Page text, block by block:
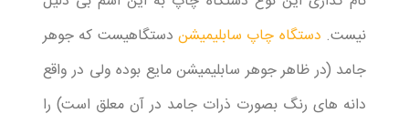
نیست. دستگاه چاپ سابلیمیشن دستگاهیست که جوهر
جامد (در ظاهر جوهر سابلیمیشن مایع بوده ولی در واقع
دانه های رنگ بصورت ذرات جامد در آن معلق است) را